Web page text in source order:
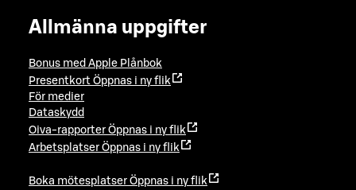
Allmänna uppgifter
Bonus med Apple Plånbok
Presentkort Öppnas i ny flik
För medier
Dataskydd
Oiva-rapporter Öppnas i ny flik
Arbetsplatser Öppnas i ny flik
Boka mötesplatser Öppnas i ny flik